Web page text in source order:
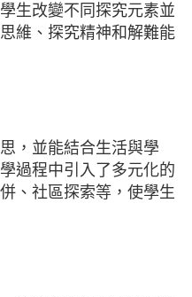
生改變不同探究元素並
維、探究精神和解難能
，並能結合生活與學
過程中引入了多元化的
、社區探索等，使學生